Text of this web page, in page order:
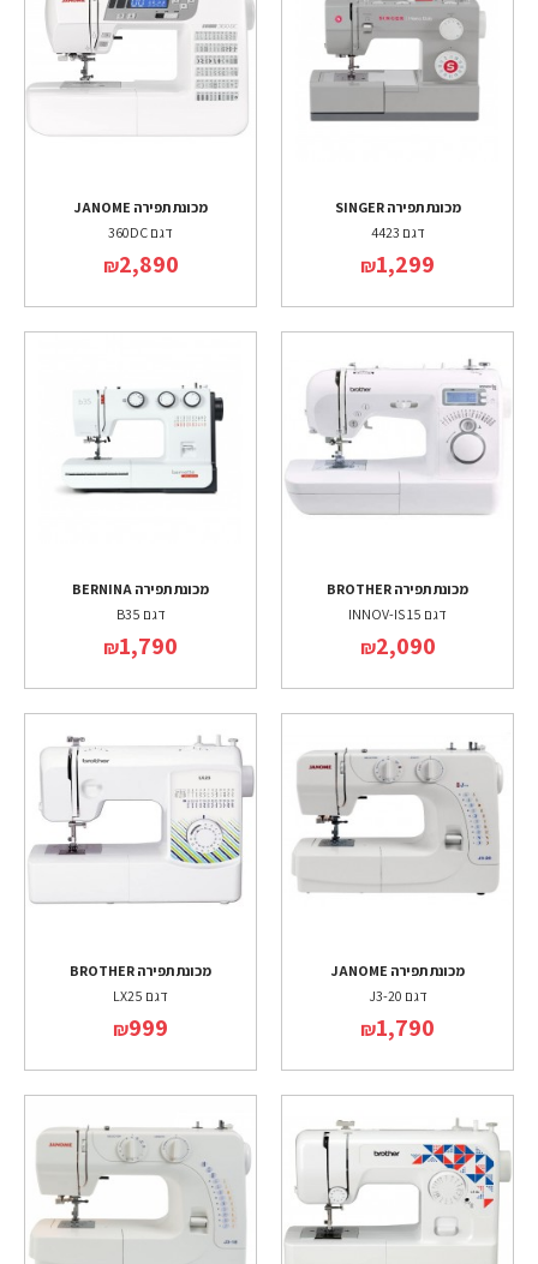
מכונת תפירה SINGER
דגם 4423
₪1,299
מכונת תפירה JANOME
דגם 360DC
₪2,890
מכונת תפירה BROTHER
דגם INNOV-IS 15
₪2,090
מכונת תפירה BERNINA
דגם B35
₪1,790
מכונת תפירה JANOME
דגם J3-20
₪1,790
מכונת תפירה BROTHER
דגם LX25
₪999